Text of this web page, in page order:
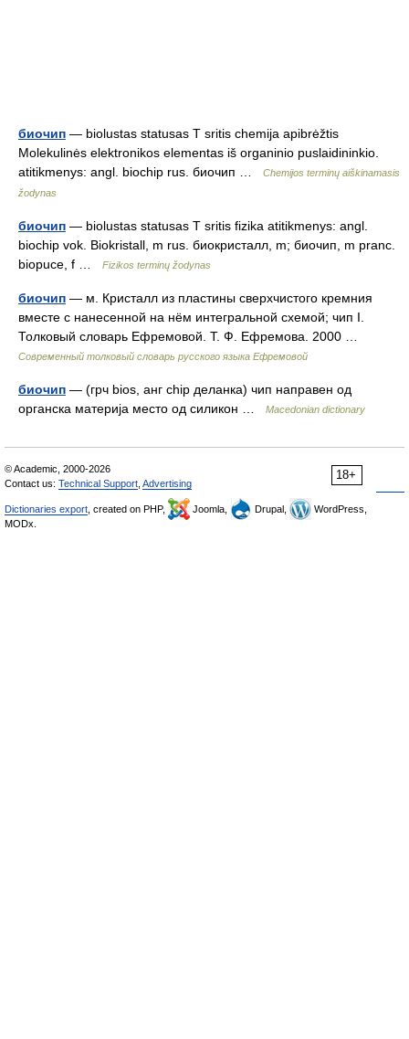
биочип — biolustas statusas T sritis chemija apibrėžtis
Molekulinės elektronikos elementas iš organinio puslaidininkio.
atitikmenys: angl. biochip rus. биочип …
Chemijos terminų aiškinamasis
žodynas
биочип — biolustas statusas T sritis fizika atitikmenys: angl.
biochip vok. Biokristall, m rus. биокристалл, m; биочип, m pranc.
biopuce, f …
Fizikos terminų žodynas
биочип — м. Кристалл из пластины сверхчистого кремния
вместе с нанесенной на нём интегральной схемой; чип I.
Толковый словарь Ефремовой. Т. Ф. Ефремова. 2000 …
Современный толковый словарь русского языка Ефремовой
биочип — (грч bios, анг chip деланка) чип направен од
органска материја место од силикон …
Macedonian dictionary
18+
© Academic, 2000-2026
Contact us: Technical Support Advertising
Dictionaries export , created on PHP, Joomla, Drupal,
WordPress,
MODx.